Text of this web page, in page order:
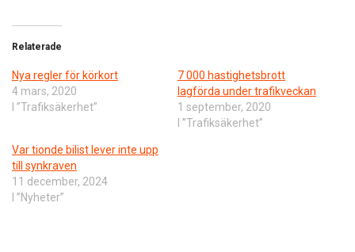
Relaterade
Nya regler för körkort
4 mars, 2020
I ”Trafiksäkerhet”
7 000 hastighetsbrott
lagförda under trafikveckan
1 september, 2020
I ”Trafiksäkerhet”
Var tionde bilist lever inte upp
till synkraven
11 december, 2024
I ”Nyheter”